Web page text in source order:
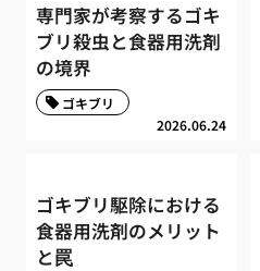
専門家が考察するゴキ
ブリ殺虫と食器用洗剤
の境界
2026.06.24
ゴキブリ
ゴキブリ駆除における
食器用洗剤のメリット
と罠